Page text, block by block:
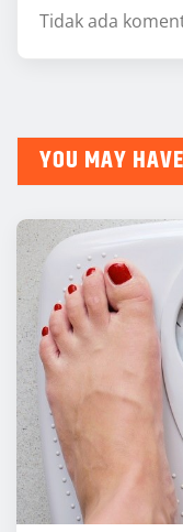
Tidak ada
YOU MAY